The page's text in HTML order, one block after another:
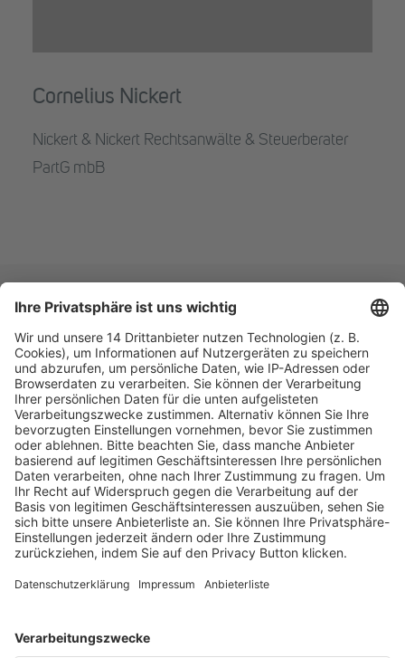
Cornelius Nickert
Nickert & Nickert Rechtsanwälte & Steuerberater
PartG mbB
Fachmedien Recht und Wirtschaft
Ein Fachbereich der
dfv Mediengruppe
Mainzer Landstr. 251
60326 Frankfurt am Main
E-Mail:info@ruw.de
Web:https://www.ruw.de
AGB